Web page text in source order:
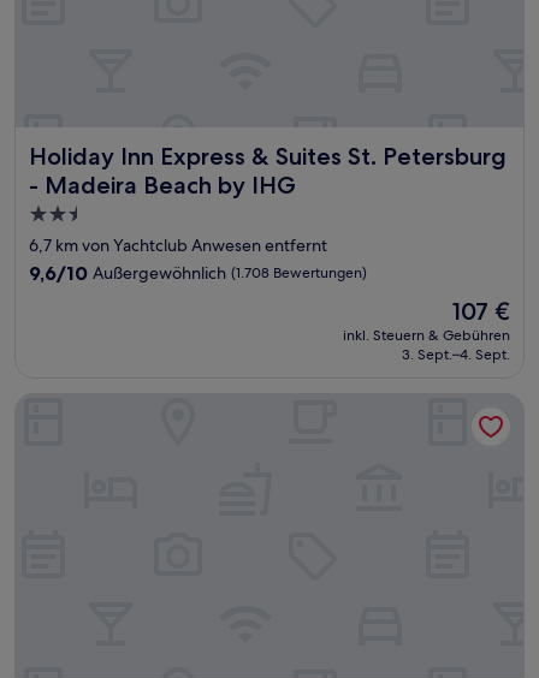
Holiday Inn Express & Suites St. Petersburg
- Madeira Beach by IHG
Holiday Inn Express & Suites St. Petersburg - Madeira
2.5-
Sterne-
Unterkunft
6,7 km von Yachtclub Anwesen entfernt
9.6
9,6/10 Außergewöhnlich (1.708 Bewertungen)
Der
Preis
beträgt
107 €
inkl. Steuern & Gebühren
3. Sept.–4. Sept.
The Beachcomber